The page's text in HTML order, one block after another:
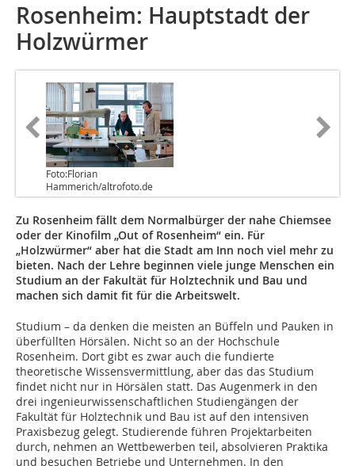
Rosenheim: Hauptstadt der
Holzwürmer
Foto:Florian
Hammerich/altrofoto.de
Zu Rosenheim fällt dem Normalbürger der nahe Chiemsee
oder der Kinofilm „Out of Rosenheim“ ein. Für
„Holzwürmer“ aber hat die Stadt am Inn noch viel mehr zu
bieten. Nach der Lehre beginnen viele junge Menschen ein
Studium an der Fakultät für Holztechnik und Bau und
machen sich damit fit für die Arbeitswelt.
Studium – da denken die meisten an Büffeln und Pauken in
überfüllten Hörsälen. Nicht so an der Hochschule
Rosenheim. Dort gibt es zwar auch die fundierte
theoretische Wissensvermittlung, aber das das Studium
findet nicht nur in Hörsälen statt. Das Augenmerk in den
drei ingenieurwissenschaftlichen Studiengängen der
Fakultät für Holztechnik und Bau ist auf den intensiven
Praxisbezug gelegt. Studierende führen Projektarbeiten
durch, nehmen an Wettbewerben teil, absolvieren Praktika
und besuchen Betriebe und Unternehmen. In den